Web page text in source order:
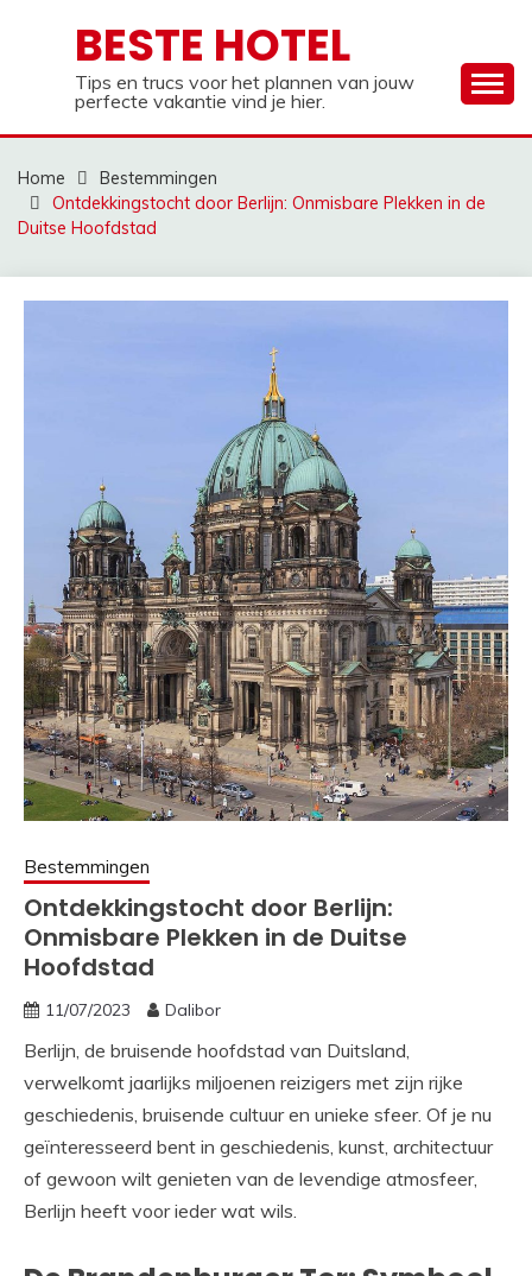
BESTE HOTEL
Tips en trucs voor het plannen van jouw
perfecte vakantie vind je hier.
Home
Bestemmingen
Ontdekkingstocht door Berlijn: Onmisbare Plekken in de
Duitse Hoofdstad
Bestemmingen
Ontdekkingstocht door Berlijn:
Onmisbare Plekken in de Duitse
Hoofdstad
11/07/2023 Dalibor
Berlijn, de bruisende hoofdstad van Duitsland,
verwelkomt jaarlijks miljoenen reizigers met zijn rijke
geschiedenis, bruisende cultuur en unieke sfeer. Of je nu
geïnteresseerd bent in geschiedenis, kunst, architectuur
of gewoon wilt genieten van de levendige atmosfeer,
Berlijn heeft voor ieder wat wils.